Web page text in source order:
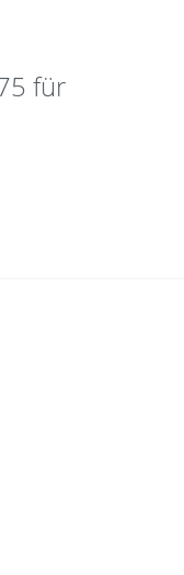
für